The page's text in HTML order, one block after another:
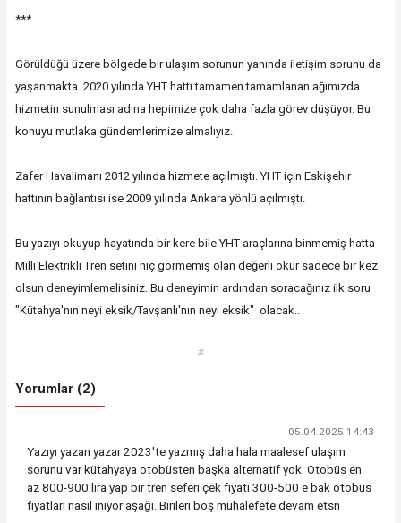
***
Görüldüğü üzere bölgede bir ulaşım sorunun yanında iletişim sorunu da
yaşanmakta. 2020 yılında YHT hattı tamamen tamamlanan ağımızda
hizmetin sunulması adına hepimize çok daha fazla görev düşüyor. Bu
konuyu mutlaka gündemlerimize almalıyız.
Zafer Havalimanı 2012 yılında hizmete açılmıştı. YHT için Eskişehir
hattının bağlantısı ise 2009 yılında Ankara yönlü açılmıştı.
Bu yazıyı okuyup hayatında bir kere bile YHT araçlarına binmemiş hatta
Milli Elektrikli Tren setini hiç görmemiş olan değerli okur sadece bir kez
olsun deneyimlemelisiniz. Bu deneyimin ardından soracağınız ilk soru
"Kütahya'nın neyi eksik/Tavşanlı'nın neyi eksik" olacak..
#
Yorumlar (2)
05.04.2025 14:43
Yazıyı yazan yazar 2023'te yazmış daha hala maalesef ulaşım
sorunu var kütahyaya otobüsten başka alternatif yok. Otobüs en
az 800-900 lira yap bir tren seferi çek fiyatı 300-500 e bak otobüs
fiyatları nasıl iniyor aşağı..Birileri boş muhalefete devam etsn